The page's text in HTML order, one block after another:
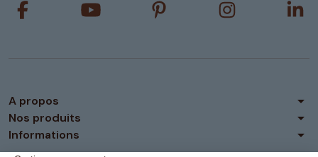
A propos arrow_drop_down
Nos produits arrow_drop_down
Informations arrow_drop_down